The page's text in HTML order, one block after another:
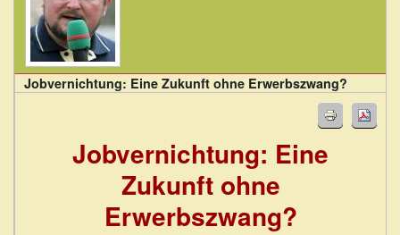
Jobvernichtung: Eine Zukunft ohne Erwerbszwang?
Jobvernichtung: Eine
Zukunft ohne
Erwerbszwang?